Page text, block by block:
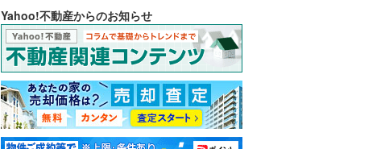
Yahoo!不動産からのお知らせ